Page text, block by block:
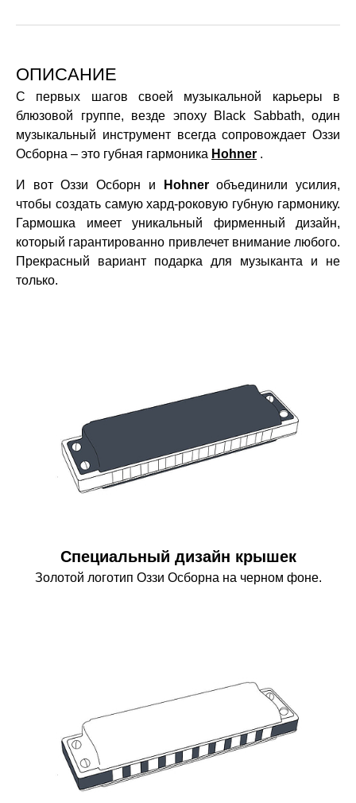
ОПИСАНИЕ
С первых шагов своей музыкальной карьеры в
блюзовой группе, везде эпоху Black Sabbath, один
музыкальный инструмент всегда сопровождает Оззи
Осборна – это губная гармоника Hohner .
И вот Оззи Осборн и Hohnerобъединили усилия,
чтобы создать самую хард-роковую губную гармонику.
Гармошка имеет уникальный фирменный дизайн,
который гарантированно привлечет внимание любого.
Прекрасный вариант подарка для музыканта и не
только.
Специальный дизайн крышек
Золотой логотип Оззи Осборна на черном фоне.